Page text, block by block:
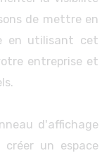
de mettre en
en utilisant cet
entreprise et
d'affichage
créer un espace